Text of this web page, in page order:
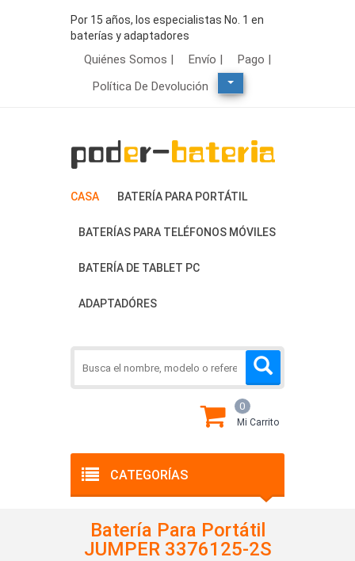
Por 15 años, los especialistas No. 1 en
baterías y adaptadores
Quiénes Somos | Envío |
Pago |
Política De Devolución
CASA BATERÍA PARA PORTÁTIL
BATERÍAS PARA TELÉFONOS MÓVILES
BATERÍA DE TABLET PC
ADAPTADÓRES
CATEGORÍAS
0
Mi Carrito
Batería Para Portátil
JUMPER 3376125-2S